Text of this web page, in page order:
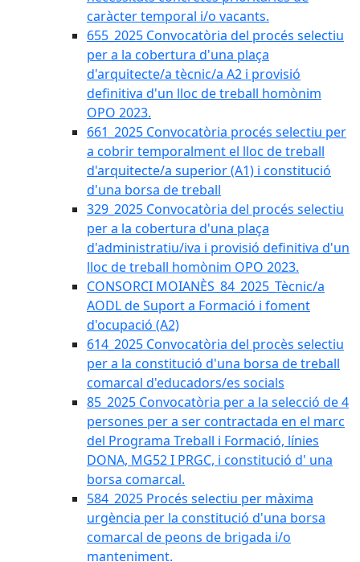
caràcter temporal i/o vacants.
655_2025 Convocatòria del procés selectiu
per a la cobertura d'una plaça
d'arquitecte/a tècnic/a A2 i provisió
definitiva d'un lloc de treball homònim
OPO 2023.
661_2025 Convocatòria procés selectiu per
a cobrir temporalment el lloc de treball
d'arquitecte/a superior (A1) i constitució
d'una borsa de treball
329_2025 Convocatòria del procés selectiu
per a la cobertura d'una plaça
d'administratiu/iva i provisió definitiva d'un
lloc de treball homònim OPO 2023.
CONSORCI MOIANÈS_84_2025_Tècnic/a
AODL de Suport a Formació i foment
d'ocupació (A2)
614_2025 Convocatòria del procès selectiu
per a la constitució d'una borsa de treball
comarcal d'educadors/es socials
85_2025 Convocatòria per a la selecció de 4
persones per a ser contractada en el marc
del Programa Treball i Formació, línies
DONA, MG52 I PRGC, i constitució d' una
borsa comarcal.
584_2025 Procés selectiu per màxima
urgència per la constitució d'una borsa
comarcal de peons de brigada i/o
manteniment.